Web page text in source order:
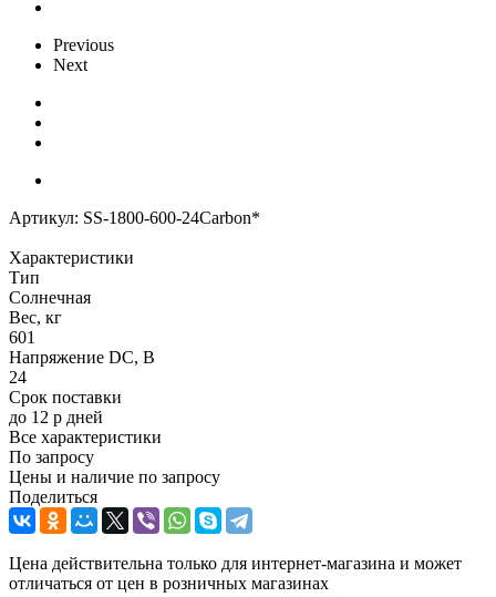
Previous
Next
Артикул: SS-1800-600-24Carbon*
Характеристики
Тип
Солнечная
Вес, кг
601
Напряжение DC, В
24
Срок поставки
до 12 р дней
Все характеристики
По запросу
Цены и наличие по запросу
Поделиться
Цена действительна только для интернет-магазина и может
отличаться от цен в розничных магазинах